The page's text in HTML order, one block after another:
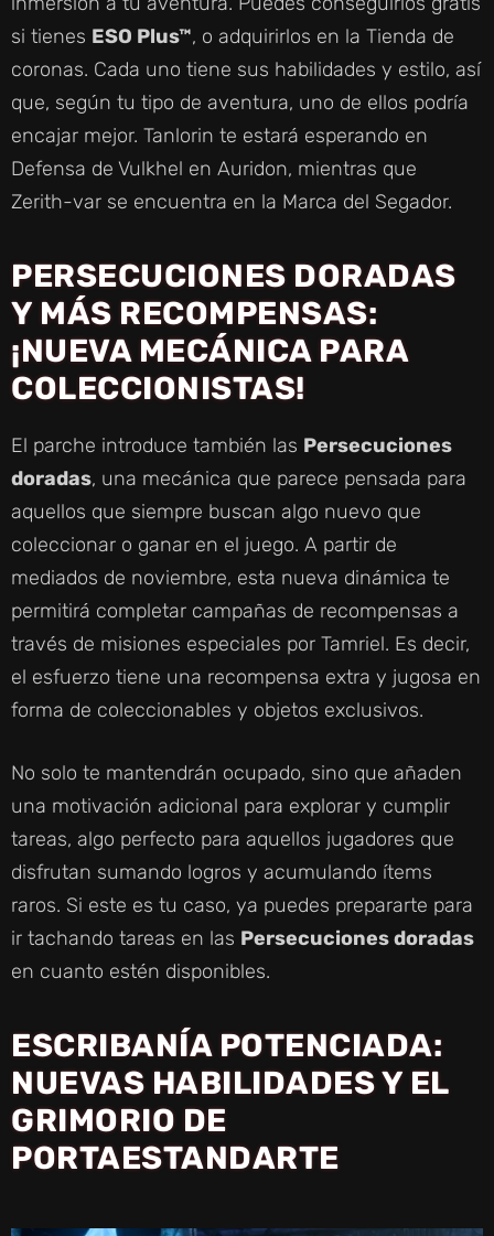
si tienes ESO Plus™, o adquirirlos en la Tienda de
coronas. Cada uno tiene sus habilidades y estilo, así
que, según tu tipo de aventura, uno de ellos podría
encajar mejor. Tanlorin te estará esperando en
Defensa de Vulkhel en Auridon, mientras que
Zerith-var se encuentra en la Marca del Segador.
PERSECUCIONES DORADAS
Y MÁS RECOMPENSAS:
¡NUEVA MECÁNICA PARA
COLECCIONISTAS!
El parche introduce también las Persecuciones
doradas, una mecánica que parece pensada para
aquellos que siempre buscan algo nuevo que
coleccionar o ganar en el juego. A partir de
mediados de noviembre, esta nueva dinámica te
permitirá completar campañas de recompensas a
través de misiones especiales por Tamriel. Es decir,
el esfuerzo tiene una recompensa extra y jugosa en
forma de coleccionables y objetos exclusivos.
No solo te mantendrán ocupado, sino que añaden
una motivación adicional para explorar y cumplir
tareas, algo perfecto para aquellos jugadores que
disfrutan sumando logros y acumulando ítems
raros. Si este es tu caso, ya puedes prepararte para
ir tachando tareas en las Persecuciones doradas
en cuanto estén disponibles.
ESCRIBANÍA POTENCIADA:
NUEVAS HABILIDADES Y EL
GRIMORIO DE
PORTAESTANDARTE